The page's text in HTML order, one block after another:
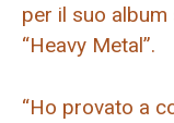
per il suo
“Heavy Metal”.
“Ho provato a